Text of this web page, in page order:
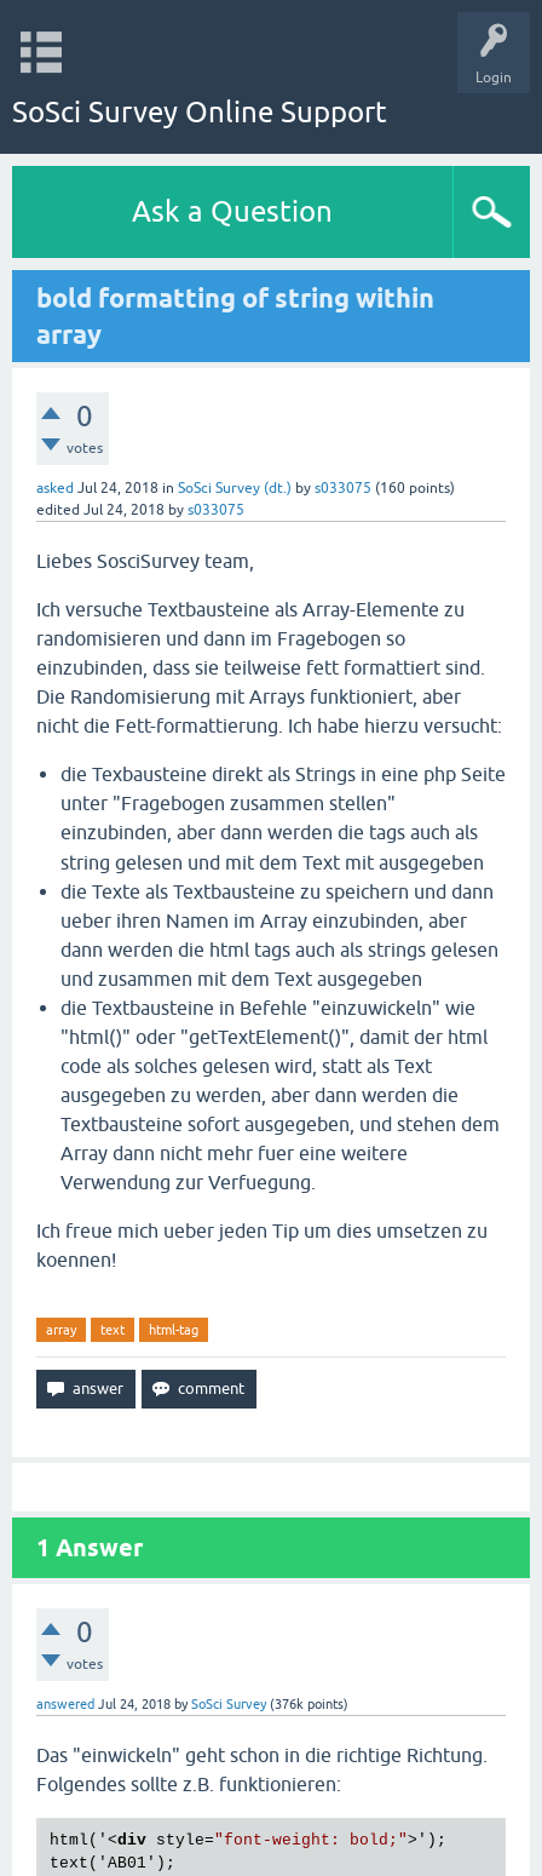
Login
SoSci Survey Online Support
Ask a Question
bold formatting of string within
array
0
votes
asked Jul 24, 2018 in SoSci Survey (dt.) by s033075 (160 points)
edited Jul 24, 2018 by s033075
Liebes SosciSurvey team,
Ich versuche Textbausteine als Array-Elemente zu
randomisieren und dann im Fragebogen so
einzubinden, dass sie teilweise fett formattiert sind.
Die Randomisierung mit Arrays funktioniert, aber
nicht die Fett-formattierung. Ich habe hierzu versucht:
die Texbausteine direkt als Strings in eine php Seite
unter "Fragebogen zusammen stellen"
einzubinden, aber dann werden die tags auch als
string gelesen und mit dem Text mit ausgegeben
die Texte als Textbausteine zu speichern und dann
ueber ihren Namen im Array einzubinden, aber
dann werden die html tags auch als strings gelesen
und zusammen mit dem Text ausgegeben
die Textbausteine in Befehle "einzuwickeln" wie
"html()" oder "getTextElement()", damit der html
code als solches gelesen wird, statt als Text
ausgegeben zu werden, aber dann werden die
Textbausteine sofort ausgegeben, und stehen dem
Array dann nicht mehr fuer eine weitere
Verwendung zur Verfuegung.
Ich freue mich ueber jeden Tip um dies umsetzen zu
koennen!
array text html-tag
1 Answer
0
votes
answered Jul 24, 2018 bySoSci Survey (376k points)
Das "einwickeln" geht schon in die richtige Richtung.
Folgendes sollte z.B. funktionieren:
html(' <div style="font-weight: bold;"> ');
text('AB01');